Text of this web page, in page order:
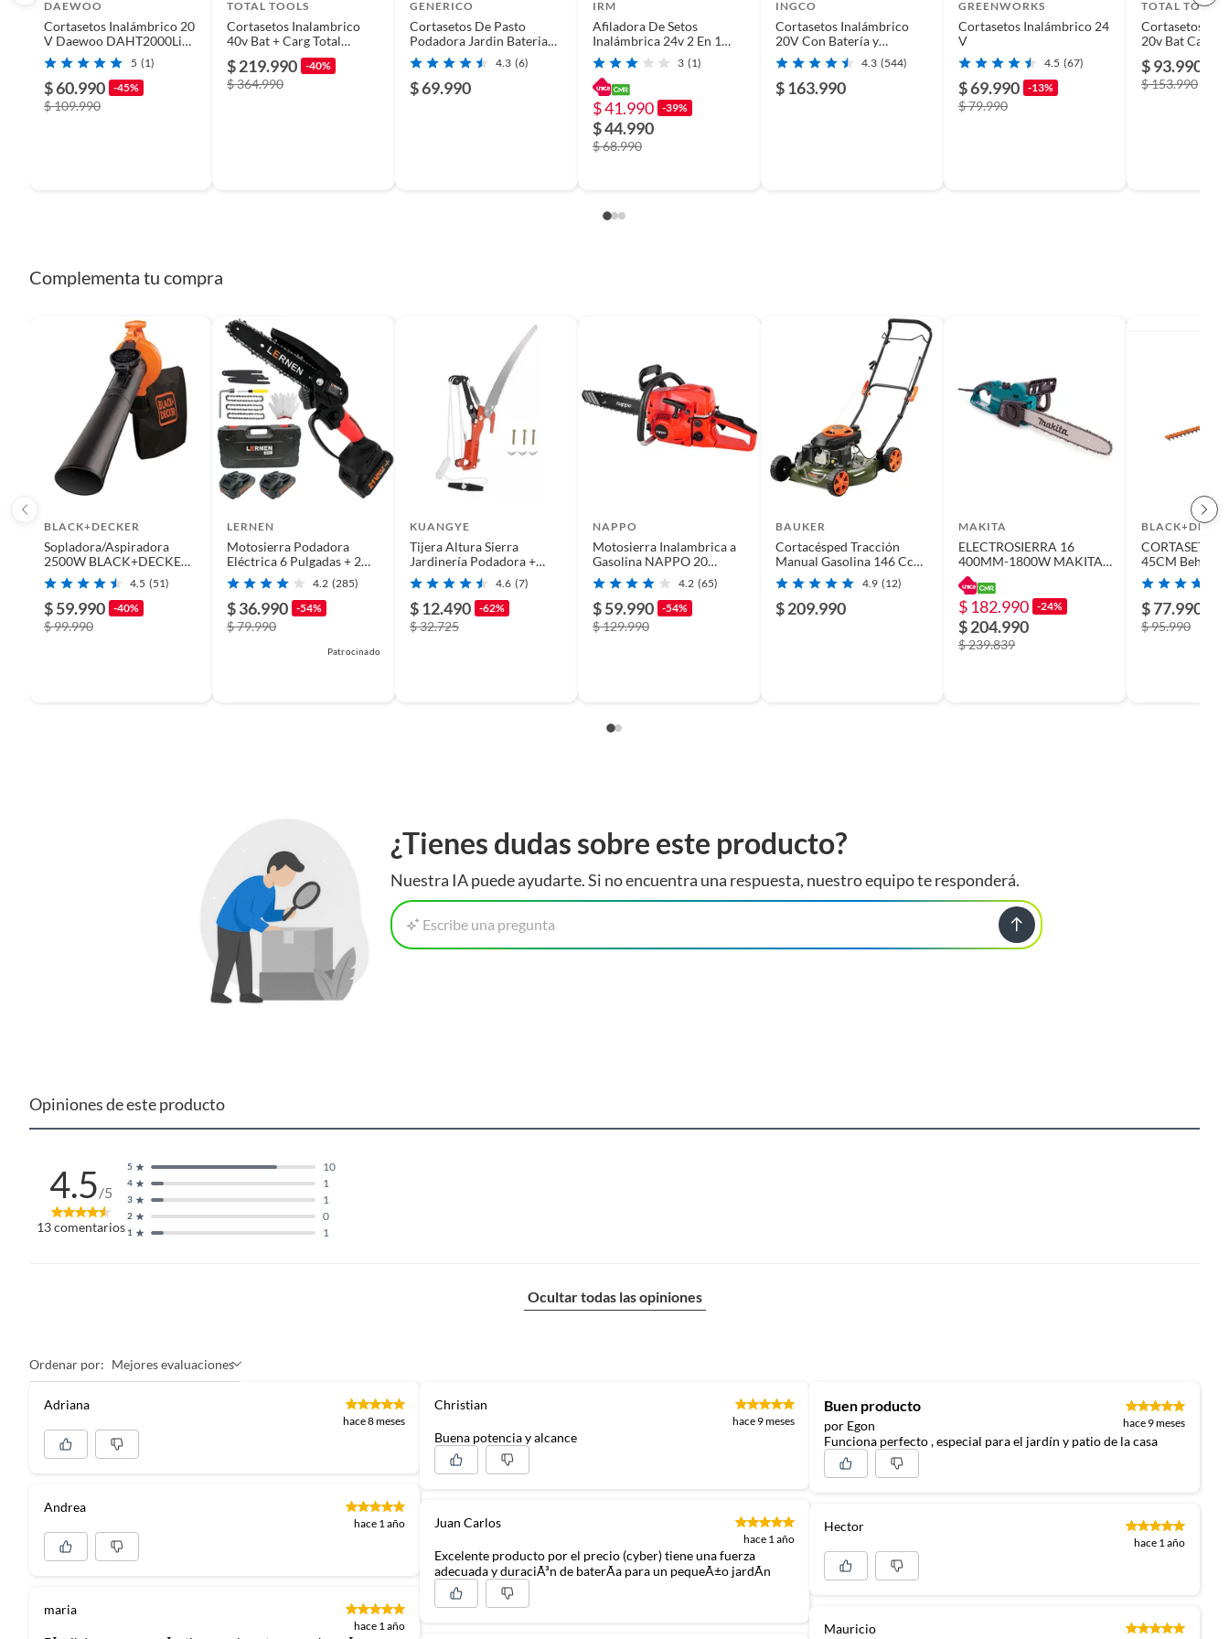
Cantidad de paquetes
Detalle de la garantía 12 Meses
Autonomía
Amperaje
Ancho 20
Alto 91
Largo máximo de corte
Largo
DAEWOO
Cortasetos Inalámbrico 20
V Daewoo DAHT2000Li
Espada 550mm
5 (1)
$ 60.990 -45%
$ 109.990
TOTAL TOOLS
Cortasetos Inalambrico
40v Bat + Carg Total
$ 219.990 -40%
$ 364.990
GENERICO
Cortasetos De Pasto
Podadora Jardin Bateria
Recargable 20v 4.3 (6)
$ 69.990
IRM
Afiladora De Setos
Inalámbrica 24v 2 En 1
Recargable
3 (1)
$ 41.990 -39%
$ 44.990
$ 68.990
INGCO
Cortasetos Inalámbrico
20V Con Batería y
Cargador
4.3 (544)
$ 163.990
GREENWORKS
Cortasetos Inalámbrico 24
V
4.5 (67)
$ 69.990 -13%
$ 79.990
TOTAL TOOLS
Cortasetos
20v Bat Cargador Total
$ 93.990
$ 153.990
Complementa tu compra
BLACK+DECKER
Sopladora/Aspiradora
2500W BLACK+DECKER
BV25-B2C
4.5 (51)
$ 59.990 -40%
$ 99.990
LERNEN
Motosierra Podadora
Eléctrica 6 Pulgadas + 2
Baterías
4.2 (285)
$ 36.990 -54%
$ 79.990
Patrocinado
KUANGYE
Tijera Altura Sierra
Jardinería Podadora +
Serrucho
4.6 (7)
$ 12.490 -62%
$ 32.725
NAPPO
Motosierra Inalambrica a
Gasolina NAPPO 20
2200W
4.2 (65)
$ 59.990 -54%
$ 129.990
BAUKER
Cortacésped Tracción
Manual Gasolina 146 Cc
Ancho Corte 50. 1 Cm
4.9 (12)
$ 209.990
MAKITA
ELECTROSIERRA 16
400MM-1800W MAKITA
UC4041A
$ 182.990 -24%
$ 204.990
$ 239.839
CORTASETOS
45CM
Black+Decker
$ 77.990
$ 95.990
¿Tienes dudas sobre este producto?
Nuestra IA puede ayudarte. Si no encuentra una respuesta, nuestro equipo te responderá.
Escribe una pregunta
Opiniones de este producto
4.5/5
13comentarios 1 1
2 0
3 1
4 1
5 10
Ocultar todas las opiniones
Ordenar por: Mejores evaluaciones
Adriana
hace 8 meses
Andrea
hace 1 año
maria
hace 1 año
Christian
hace 9 meses
Buena potencia y alcance
Juan Carlos
hace 1 año
Excelente producto por el precio (cyber) tiene una fuerza
adecuada y duraciÃ³n de baterÃ­a para un pequeÃ±o jardÃ­n
Buen producto
por Egon hace 9 meses
Funciona perfecto , especial para el jardín y patio de la casa
Hector
hace 1 año
Mauricio